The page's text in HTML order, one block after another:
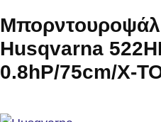
Husqvarna
0.8hP/75cm/X-